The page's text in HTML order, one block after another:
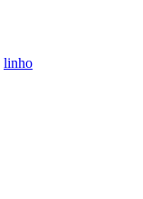
linho